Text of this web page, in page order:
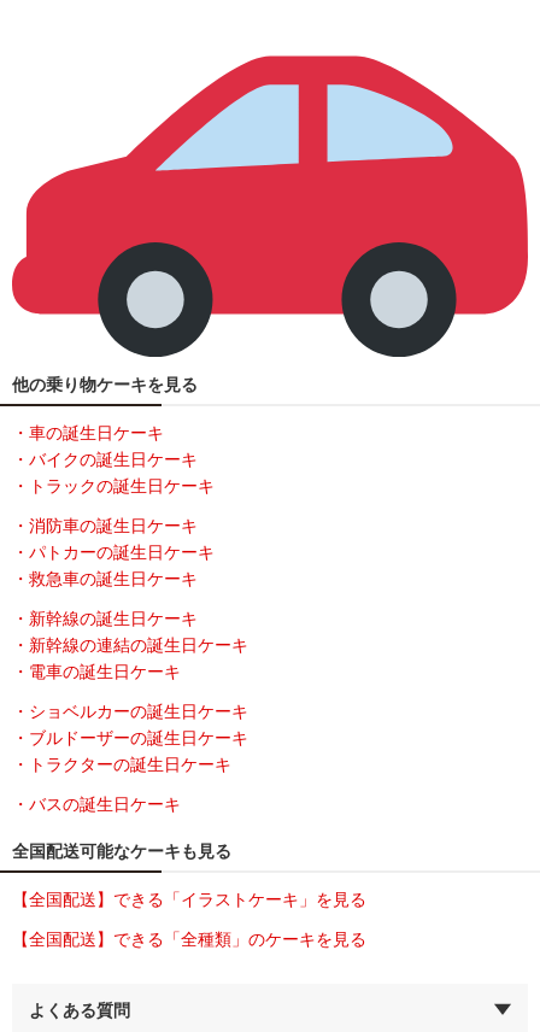
他の乗り物ケーキを見る
・車の誕生日ケーキ
・バイクの誕生日ケーキ
・トラックの誕生日ケーキ
・消防車の誕生日ケーキ
・パトカーの誕生日ケーキ
・救急車の誕生日ケーキ
・新幹線の誕生日ケーキ
・新幹線の連結の誕生日ケーキ
・電車の誕生日ケーキ
・ショベルカーの誕生日ケーキ
・ブルドーザーの誕生日ケーキ
・トラクターの誕生日ケーキ
・バスの誕生日ケーキ
全国配送可能なケーキも見る
【全国配送】できる「イラストケーキ」を見る
【全国配送】できる「全種類」のケーキを見る
よくある質問